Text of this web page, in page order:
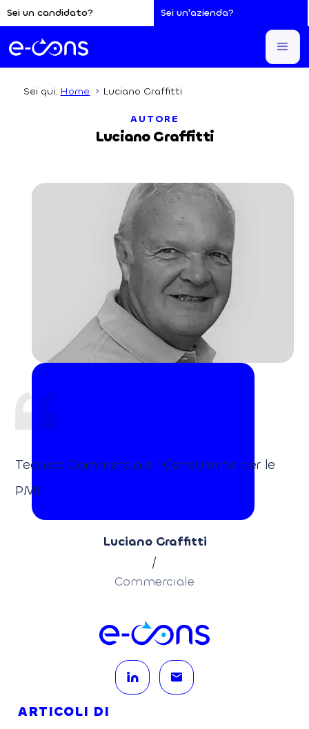
Sei un candidato? Sei un'azienda?
Sei qui: Home Luciano Graffitti
AUTORE
Luciano Graffitti
Tecnico Commerciale l Consulente per le
PMI
Luciano Graffitti
/
Commerciale
in
ARTICOLI DI